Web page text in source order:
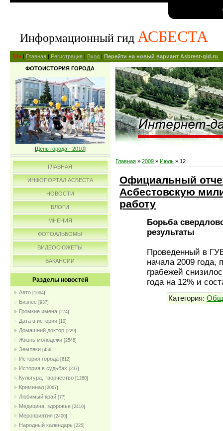
Информационный гид АСБЕСТА
14+ | Главная | Регистрация | Вход | Перейти на новый вариант Asbrest-gid.ru
ФОТОИСТОРИЯ ГОРОДА
[День города - 2010]
ГЛАВНАЯ
ИНФОПОРТАЛ АСБЕСТА
НОВОСТИ
БЛОГИ
МНЕНИЯ
ФОТОАЛЬБОМЫ
ВИДЕОСЮЖЕТЫ
ВАКАНСИИ
Разделы новостей
Авто [1694]
Бизнес [937]
Громкие имена [274]
Дата в истории [10]
Домашний доктор [229]
Жизнь молодежи [2548]
Земляки [456]
История города [612]
История в судьбах [237]
Культура, творчество [1260]
Криминал [2067]
Любимый край [77]
Медицина, здоровье [2410]
Мероприятия [2400]
Народный календарь [225]
Главная » 2009 » Июль » 12
Официальный
Асбестовскую
работу
Борьба
результаты
Проведенный в
начала 2009 года,
грабежей
года на 12% и
Категория: